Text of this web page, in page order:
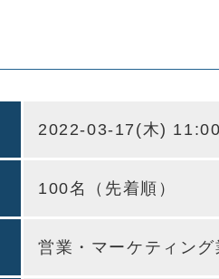
2022-03-17(木)
100名（先着順）
営業・マーケティン